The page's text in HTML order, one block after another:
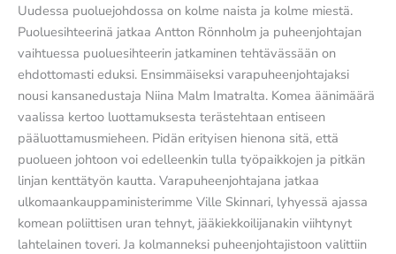
Uudessa puoluejohdossa on kolme naista ja kolme miestä.
Puoluesihteerinä jatkaa Antton Rönnholm ja puheenjohtajan
vaihtuessa puoluesihteerin jatkaminen tehtävässään on
ehdottomasti eduksi. Ensimmäiseksi varapuheenjohtajaksi
nousi kansanedustaja Niina Malm Imatralta. Komea äänimäärä
vaalissa kertoo luottamuksesta terästehtaan entiseen
pääluottamusmieheen. Pidän erityisen hienona sitä, että
puolueen johtoon voi edelleenkin tulla työpaikkojen ja pitkän
linjan kenttätyön kautta. Varapuheenjohtajana jatkaa
ulkomaankauppaministerimme Ville Skinnari, lyhyessä ajassa
komean poliittisen uran tehnyt, jääkiekkoilijanakin viihtynyt
lahtelainen toveri. Ja kolmanneksi puheenjohtajistoon valittiin